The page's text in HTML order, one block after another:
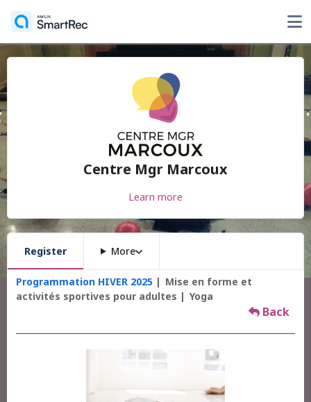
Centre Mgr Marcoux
Learn more
Register More
Programmation HIVER 2025
Mise en forme et
activités sportives pour adultes
Yoga
Back